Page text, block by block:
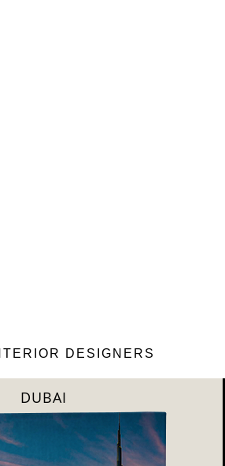
DESIGNERS
RIYAHD